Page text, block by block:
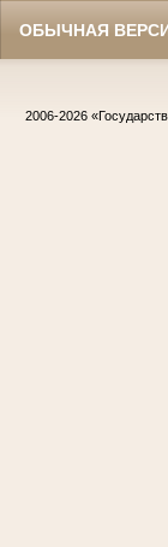
ОБЫЧНАЯ
2006-2026